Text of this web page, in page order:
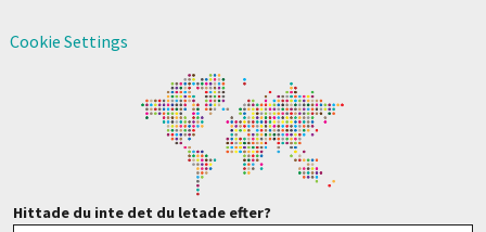
Cookie Settings
Hittade du inte det du letade efter?